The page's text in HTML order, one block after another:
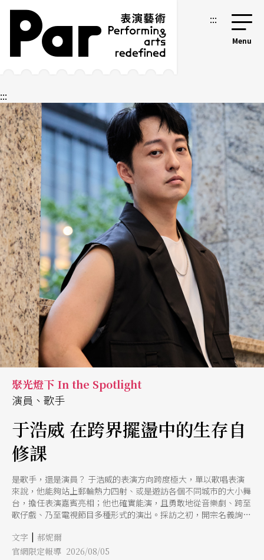
跳到主要內容區塊
網站導覽 :::
:::
聚光燈下 In the Spotlight
演員、歌手
于浩威 在跨界擺盪中的生存自
修課
是歌手，還是演員？ 于浩威的表演方向跨度極大，單以歌唱表演
來說，他能夠站上郵輪熱力四射、或是遊訪各個不同城市的大小舞
台，擔任表演嘉賓亮相；他也確實能演，且勇敢地從音樂劇、跨至
歌仔戲、乃至電視節目多種形式的演出。採訪之初，開宗名義詢問
是平靜地說，「在台灣，定位這件事情，好像不完全能由自己決
定。」 這句話說得很客氣，但理解他的演藝之路後，會知道他的
文字 | 郝妮爾
官網限定報導 2026/08/05